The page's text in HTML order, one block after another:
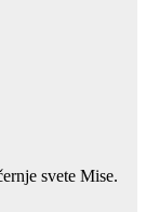
svete Mise.